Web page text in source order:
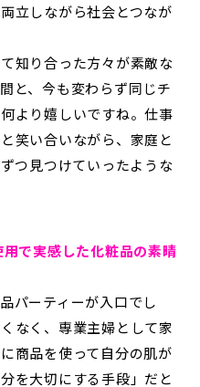
立しながら社会とつなが
知り合った方々が素敵な
と、今も変わらず同じチ
より嬉しいですね。仕事
笑い合いながら、家庭と
つ見つけていったような
で実感した化粧品の素晴
パーティーが入口でし
なく、専業主婦として家
商品を使って自分の肌が
を大切にする手段」だと